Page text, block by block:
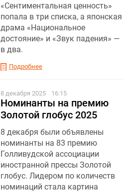
«Сентиментальная ценность»
попала в три списка, а японская
драма «Национальное
достояние» и «Звук падения» —
в два.
Подробнее
8 декабря 2025 16:15
Номинанты на премию
Золотой глобус 2025
8 декабря были объявлены
номинанты на 83 премию
Голливудской ассоциации
иностранной прессы Золотой
глобус. Лидером по количеств
номинаций стала картина